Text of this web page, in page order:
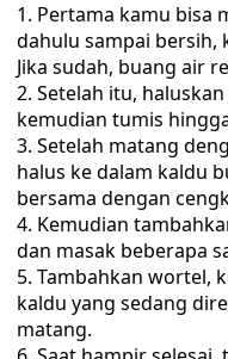
Pertama kamu bisa
dahulu sampai bersih,
Jika sudah, buang air
Setelah itu,
kemudian tumis
Setelah matang
halus ke dalam kaldu
bersama dengan
Kemudian
dan masak beberapa
Tambahkan wortel,
kaldu yang sedang
matang.